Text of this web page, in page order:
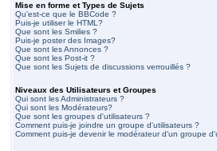
Mise en forme et Types de Sujets
Qu'est-ce que le BBCode ?
Puis-je utiliser le HTML?
Que sont les Smilies ?
Puis-je poster des Images?
Que sont les Annonces ?
Que sont les Post-it ?
Que sont les Sujets de discussions verrouillés ?
Niveaux des Utilisateurs et Groupes
Qui sont les Administrateurs ?
Qui sont les Modérateurs?
Que sont les groupes d'utilisateurs ?
Comment puis-je joindre un groupe d'utilisateurs ?
Comment puis-je devenir le modérateur d'un groupe